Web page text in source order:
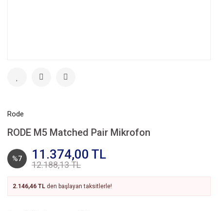
Rode
RODE M5 Matched Pair Mikrofon
%7 11.374,00 TL
12.188,13 TL
2.146,46 TL den başlayan taksitlerle!